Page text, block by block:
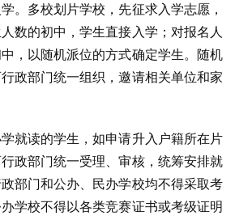
。多校划片学校，先征求入学志愿，
数的初中，学生直接入学；对报名人
，以随机派位的方式确定学生。随机
政部门统一组织，邀请相关单位和家
就读的学生，如申请升入户籍所在片
政部门统一受理、审核，统筹安排就
部门和公办、民办学校均不得采取考
学校不得以各类竞赛证书或考级证明